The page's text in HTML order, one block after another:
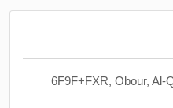
6F9F+FXR, Obour, Al-